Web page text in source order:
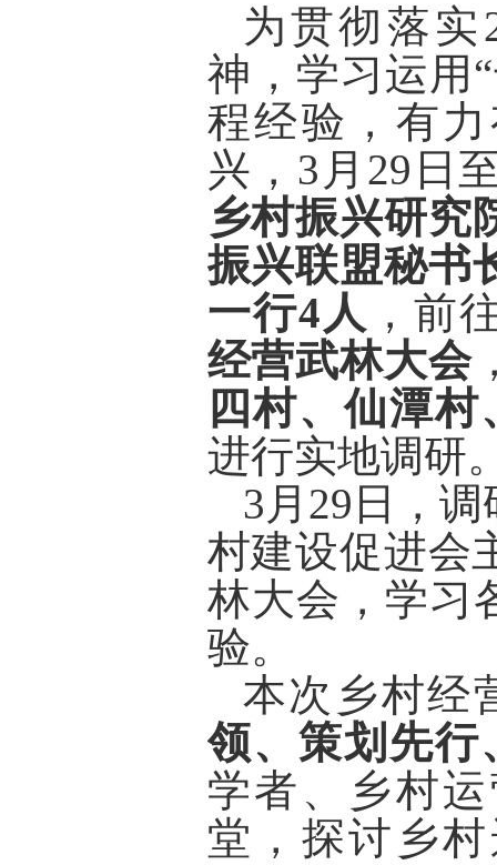
为贯彻落实
神，学习运用
程经验，有
兴，3月29日
乡村振兴研究
振兴联盟秘书
一行4人 ，前
经营武林大会
四村、仙潭
进行实地调研
3月29日，
村建设促进会
林大会，学习
验。
本次乡村经
领、策划先行
学者、乡村
堂，探讨乡